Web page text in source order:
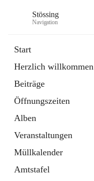
Stössing
Navigation
Start
Herzlich willkommen
Beiträge
Öffnungszeiten
Alben
Veranstaltungen
Müllkalender
Amtstafel
Datei
in
Tab
Kindergarten
öffnet
in
neuem
Tab